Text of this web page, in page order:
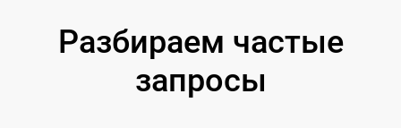
Разбираем частые
запросы